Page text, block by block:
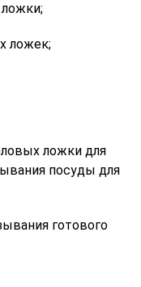
ложек;
ложки для
посуды для
готового